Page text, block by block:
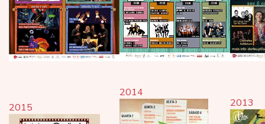
2015
2014
2013